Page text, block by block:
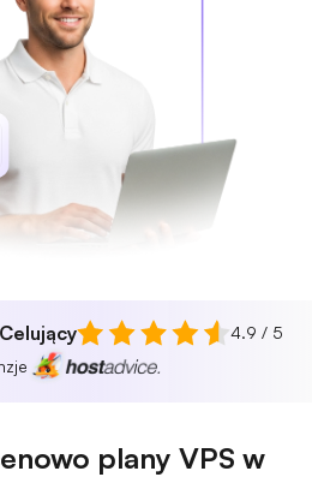
Celujący
4.9 / 5
plany VPS w